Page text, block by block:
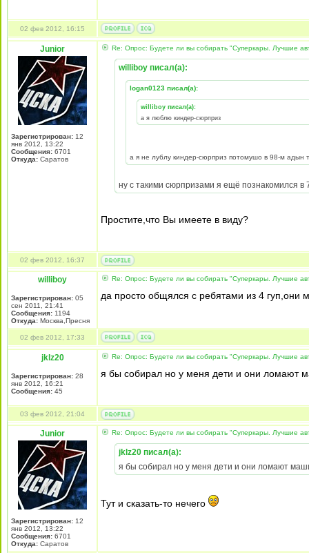
02 фев 2012, 16:15
Junior
Зарегистрирован: 12
янв 2012, 13:22
Сообщения: 6701
Откуда: Cаратов
Re: Опрос: Будете ли вы собирать "Суперкары. Лучшие
williboy писал(а):
logan0123 писал(а):
williboy писал(а):
а я люблю киндер-сюрприз
а я не лублу киндер-сюрприз потомушо в 98-м адын
ну с такими сюрпризами я ещё познакомился в
Простите,что Вы имеете в виду?
02 фев 2012, 16:37
williboy
Зарегистрирован: 05
сен 2011, 21:41
Сообщения: 1194
Откуда: Москва,Пресня
Re: Опрос: Будете ли вы собирать "Суперкары. Лучшие
да просто общялся с ребятами из 4 гуп,они
02 фев 2012, 17:33
jklz20
Зарегистрирован: 28
янв 2012, 16:21
Сообщения: 45
Re: Опрос: Будете ли вы собирать "Суперкары. Лучшие
я бы собирал но у меня дети и они ломают
03 фев 2012, 21:04
Junior
Зарегистрирован: 12
янв 2012, 13:22
Сообщения: 6701
Откуда: Cаратов
Re: Опрос: Будете ли вы собирать "Суперкары. Лучшие
jklz20 писал(а):
я бы собирал но у меня дети и они ломают
Тут и сказать-то нечего